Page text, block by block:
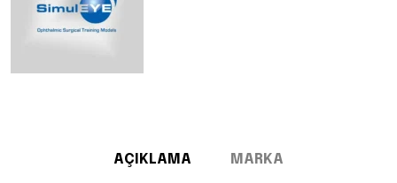
AÇIKLAMA MARKA